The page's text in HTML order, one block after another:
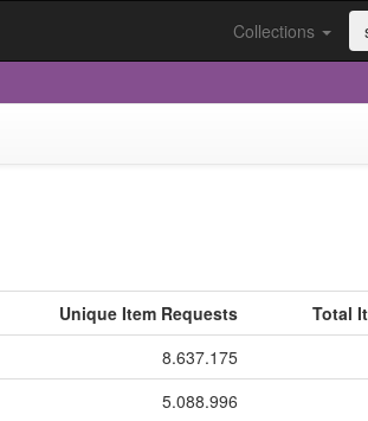
Collections
Unique Item Requests
Total
8.637.175
5.088.996